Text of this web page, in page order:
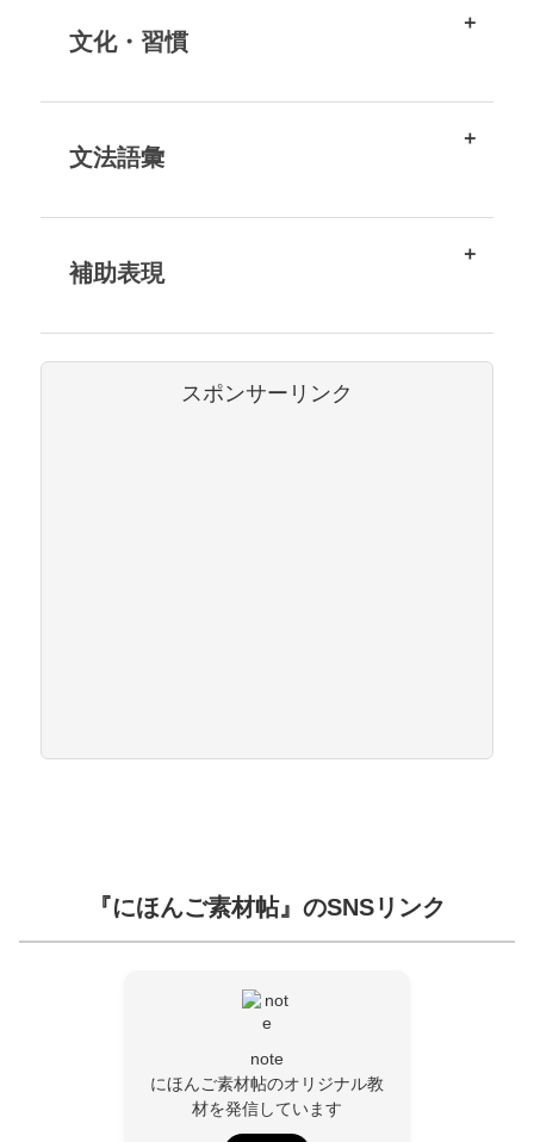
文化・習慣
文法語彙
補助表現
スポンサーリンク
『にほんご素材帖』のSNSリンク
note
にほんご素材帖のオリジナル教
材を発信しています